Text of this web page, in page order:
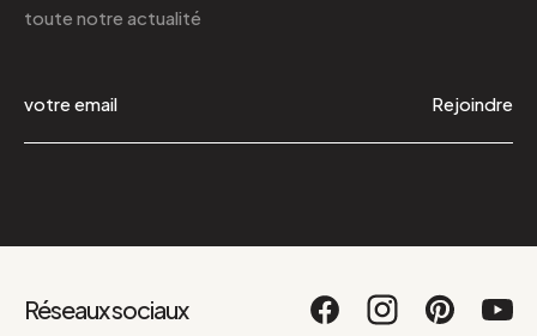
toute notre actualité
Rejoindre
Réseaux sociaux